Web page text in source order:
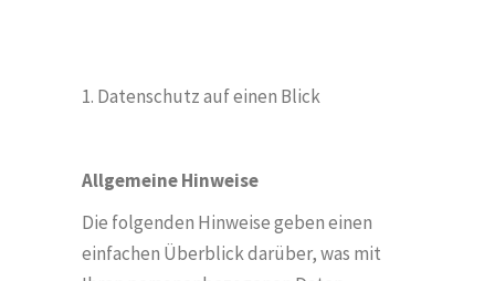
1. Datenschutz auf einen Blick
Allgemeine Hinweise
Die folgenden Hinweise geben einen
einfachen Überblick darüber, was mit